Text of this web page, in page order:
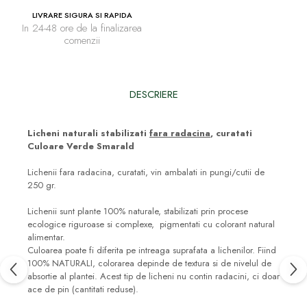
LIVRARE SIGURA SI RAPIDA
In 24-48 ore de la finalizarea
comenzii
DESCRIERE
Licheni naturali stabilizati fara radacina, curatati
Culoare Verde Smarald
Lichenii fara radacina, curatati, vin ambalati in pungi/cutii de
250 gr.
Lichenii sunt plante 100% naturale, stabilizati prin procese
ecologice riguroase si complexe, pigmentati cu colorant natural
alimentar.
Culoarea poate fi diferita pe intreaga suprafata a lichenilor. Fiind
100% NATURALI, colorarea depinde de textura si de nivelul de
absortie al plantei. Acest tip de licheni nu contin radacini, ci doar
ace de pin (cantitati reduse).